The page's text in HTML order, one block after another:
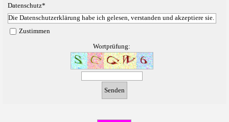
Datenschutz*
Die Datenschutzerklärung habe ich gelesen, verstanden und akzeptiere sie.
Zustimmen
Wortprüfung: